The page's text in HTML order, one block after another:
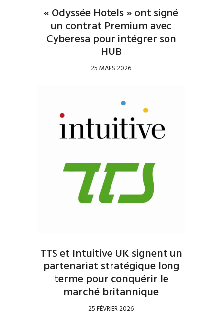
« Odyssée Hotels » ont signé
un contrat Premium avec
Cyberesa pour intégrer son
HUB
25 MARS 2026
TTS et Intuitive UK signent un
partenariat stratégique long
terme pour conquérir le
marché britannique
25 FÉVRIER 2026